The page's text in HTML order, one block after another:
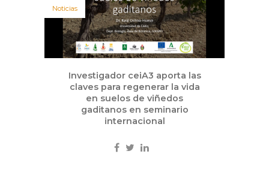
Noticias
Investigador ceiA3 aporta las
claves para regenerar la vida
en suelos de viñedos
gaditanos en seminario
internacional